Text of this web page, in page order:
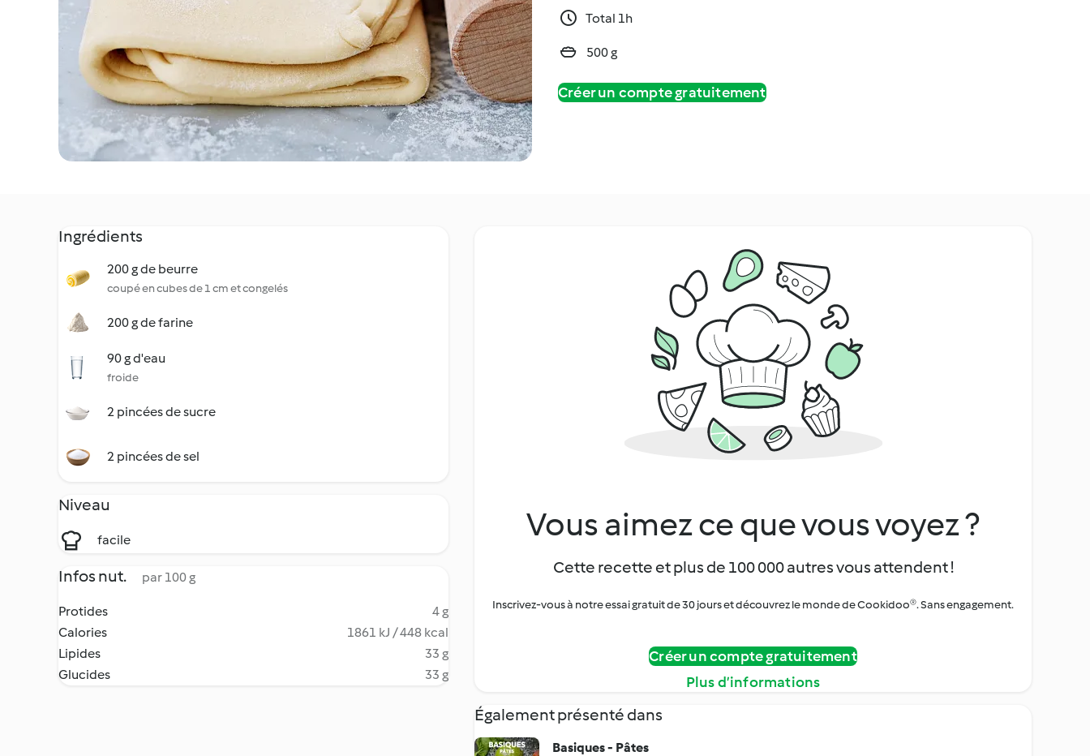
Total 1h
500 g
Créer un compte gratuitement
Ingrédients
200 g de beurre
coupé en cubes de 1 cm et congelés
200 g de farine
90 g d'eau
froide
2 pincées de sucre
2 pincées de sel
Niveau
facile
Infos nut. par 100 g
Protides
4 g
Calories
1861 kJ / 448 kcal
Lipides
33 g
Glucides
33 g
Vous aimez ce que vous voyez ?
Cette recette et plus de 100 000 autres vous attendent !
Inscrivez-vous à notre essai gratuit de 30 jours et découvrez le monde de Cookidoo®. Sans engagement.
Créer un compte gratuitement
Plus d’informations
Également présenté dans
Basiques - Pâtes